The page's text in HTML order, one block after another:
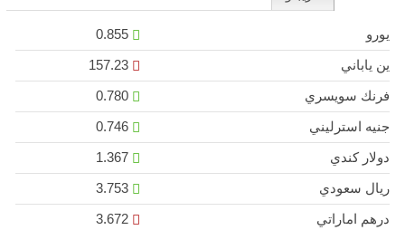
يورو
0.855
ين ياباني
157.23
فرنك سويسري
0.780
جنيه استرليني
0.746
دولار كندي
1.367
ريال سعودي
3.753
درهم اماراتي
3.672